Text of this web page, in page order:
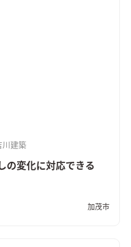
川建築
の変化に対応できる
加茂市